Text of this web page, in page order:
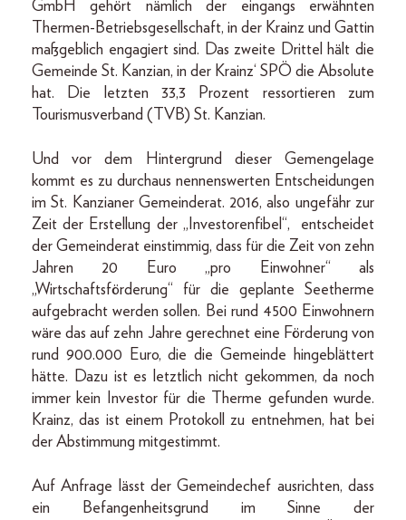
GmbH gehört nämlich der eingangs erwähnten
Thermen-Betriebsgesellschaft, in der Krainz und Gattin
maßgeblich engagiert sind. Das zweite Drittel hält die
Gemeinde St. Kanzian, in der Krainz‘ SPÖ die Absolute
hat. Die letzten 33,3 Prozent ressortieren zum
Tourismusverband (TVB) St. Kanzian.
Und vor dem Hintergrund dieser Gemengelage
kommt es zu durchaus nennenswerten Entscheidungen
im St. Kanzianer Gemeinderat. 2016, also ungefähr zur
Zeit der Erstellung der „Investorenfibel“, entscheidet
der Gemeinderat einstimmig, dass für die Zeit von zehn
Jahren 20 Euro „pro Einwohner“ als
„Wirtschaftsförderung“ für die geplante Seetherme
aufgebracht werden sollen. Bei rund 4500 Einwohnern
wäre das auf zehn Jahre gerechnet eine Förderung von
rund 900.000 Euro, die die Gemeinde hingeblättert
hätte. Dazu ist es letztlich nicht gekommen, da noch
immer kein Investor für die Therme gefunden wurde.
Krainz, das ist einem Protokoll zu entnehmen, hat bei
der Abstimmung mitgestimmt.
Auf Anfrage lässt der Gemeindechef ausrichten, dass
ein Befangenheitsgrund im Sinne der